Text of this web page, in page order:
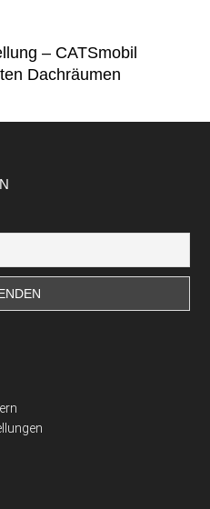
– CATSmobil
Dachräumen